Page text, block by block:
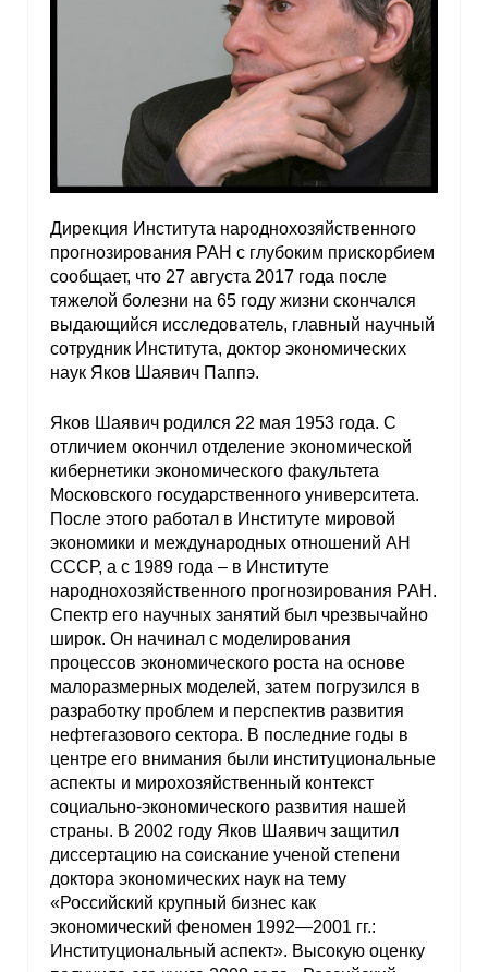
Дирекция Института народнохозяйственного
прогнозирования РАН с глубоким прискорбием
сообщает, что 27 августа 2017 года после
тяжелой болезни на 65 году жизни скончался
выдающийся исследователь, главный научный
сотрудник Института, доктор экономических
наук Яков Шаявич Паппэ.
Яков Шаявич родился 22 мая 1953 года. С
отличием окончил отделение экономической
кибернетики экономического факультета
Московского государственного университета.
После этого работал в Институте мировой
экономики и международных отношений АН
СССР, а с 1989 года – в Институте
народнохозяйственного прогнозирования РАН.
Спектр его научных занятий был чрезвычайно
широк. Он начинал с моделирования
процессов экономического роста на основе
малоразмерных моделей, затем погрузился в
разработку проблем и перспектив развития
нефтегазового сектора. В последние годы в
центре его внимания были институциональные
аспекты и мирохозяйственный контекст
социально-экономического развития нашей
страны. В 2002 году Яков Шаявич защитил
диссертацию на соискание ученой степени
доктора экономических наук на тему
«Российский крупный бизнес как
экономический феномен 1992—2001 гг.:
Институциональный аспект». Высокую оценку